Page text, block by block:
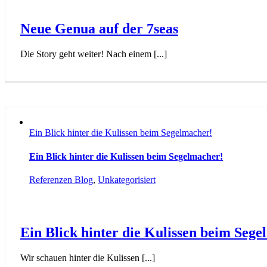
Neue Genua auf der 7seas
Die Story geht weiter! Nach einem [...]
Ein Blick hinter die Kulissen beim Segelmacher!
Ein Blick hinter die Kulissen beim Segelmacher!
Referenzen Blog, Unkategorisiert
Ein Blick hinter die Kulissen beim
Wir schauen hinter die Kulissen [...]